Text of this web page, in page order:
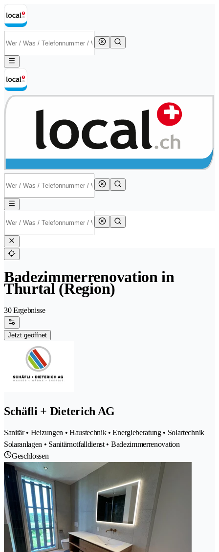
Badezimmerrenovation in
Thurtal (Region)
30 Ergebnisse
Jetzt geöffnet
Schäfli + Dieterich AG
Sanitär • Heizungen • Haustechnik • Energieberatung • Solartechnik
Solaranlagen • Sanitärnotfalldienst • Badezimmerrenovation
Geschlossen